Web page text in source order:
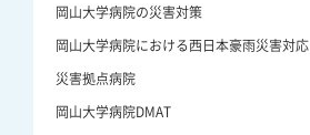
岡山大学病院の災害対策
岡山大学病院における西日本豪雨災害対応
災害拠点病院
岡山大学病院DMAT